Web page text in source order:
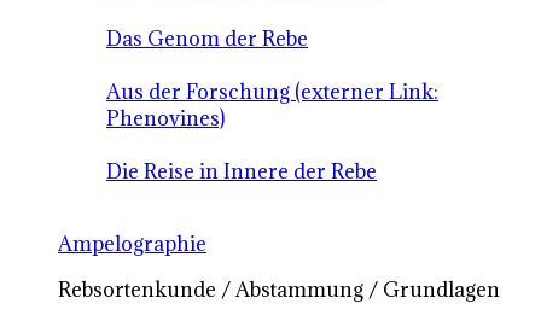
Das Genom der Rebe
Aus der Forschung (externer Link:
Phenovines)
Die Reise in Innere der Rebe
Ampelographie
Rebsortenkunde / Abstammung / Grundlagen